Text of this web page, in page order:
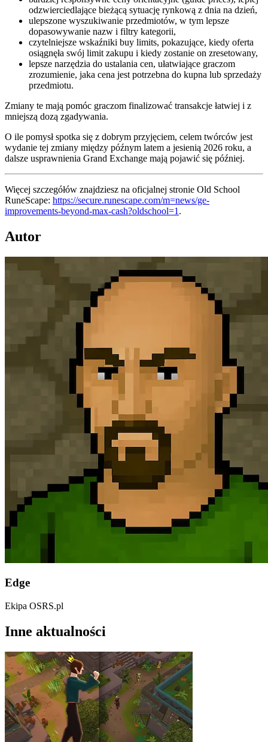
odzwierciedlające bieżącą sytuację rynkową z dnia na dzień,
ulepszone wyszukiwanie przedmiotów, w tym lepsze
dopasowywanie nazw i filtry kategorii,
czytelniejsze wskaźniki buy limits, pokazujące, kiedy oferta
osiągnęła swój limit zakupu i kiedy zostanie on zresetowany,
lepsze narzędzia do ustalania cen, ułatwiające graczom
zrozumienie, jaka cena jest potrzebna do kupna lub sprzedaży
przedmiotu.
Zmiany te mają pomóc graczom finalizować transakcje łatwiej i z
mniejszą dozą zgadywania.
O ile pomysł spotka się z dobrym przyjęciem, celem twórców jest
wydanie tej zmiany między późnym latem a jesienią 2026 roku, a
dalsze usprawnienia Grand Exchange mają pojawić się później.
Więcej szczegółów znajdziesz na oficjalnej stronie Old School
RuneScape: https://secure.runescape.com/m=news/ge-
improvements-beyond-max-cash?oldschool=1 .
Autor
Edge
Ekipa OSRS.pl
Inne aktualności